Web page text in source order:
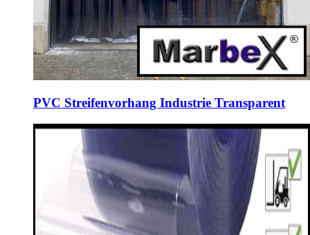
PVC Streifenvorhang Industrie Transparent